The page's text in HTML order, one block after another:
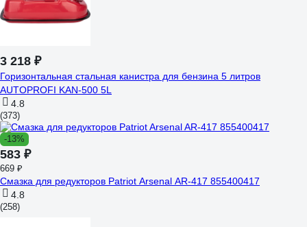
3 218 ₽
Горизонтальная стальная канистра для бензина 5 литров
AUTOPROFI KAN-500 5L
4.8
(373)
-13%
583 ₽
669 ₽
Смазка для редукторов Patriot Arsenal AR-417 855400417
4.8
(258)